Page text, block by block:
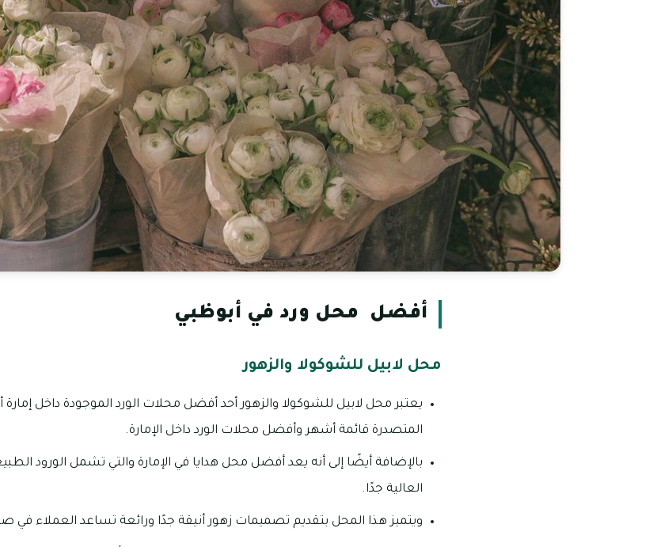
أفضل محل ورد في أبوظبي
محل لابيل للشوكولا والزهور
يعتبر محل لابيل للشوكولا والزهور أحد أفضل محلات الورد الموجودة داخل
المتصدرة قائمة أشهر وأفضل محلات الورد داخل الإمارة.
بالإضافة أيضًا إلى أنه يعد أفضل محل هدايا في الإمارة والتي تشمل الورود
العالية جدًا.
ويتميز هذا المحل بتقديم تصميمات زهور أنيقة جدًا ورائعة تساعد العملاء